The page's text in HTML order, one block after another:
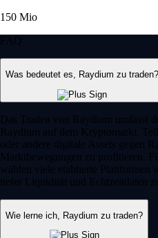
150 Mio
FAQ
Was bedeutet es, Raydium zu traden?
Das Traden von Raydium umfasst
Raydium auf dem Kryptomarkt.
oder andere digitale Assets gegen
Marktbewegungen zu profitieren.
wählen viele etablierte
tiefer Liquidität und Echtzeitdaten
Wie lerne ich, Raydium zu traden?